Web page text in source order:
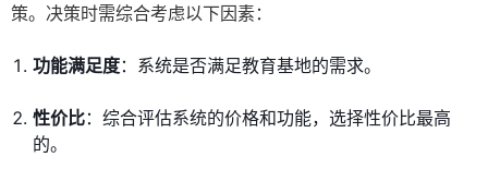
策。决策时需综合考虑以下因素：
功能满足度：系统是否满足教育基地的需求。
性价比：综合评估系统的价格和功能，选择性价比最高
的。